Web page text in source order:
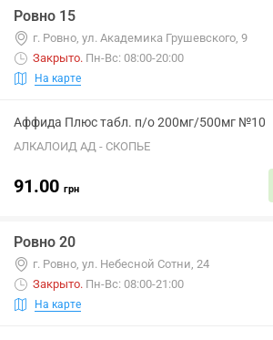
Ровно 15
г. Ровно, ул. Академика Грушевского, 9
Закрыто. Пн-Вс: 08:00-20:00
На карте
Аффида Плюс табл. п/о 200мг/500мг №10
АЛКАЛОИД АД - СКОПЬЕ
91.00 грн
Ровно 20
г. Ровно, ул. Небесной Сотни, 24
Закрыто. Пн-Вс: 08:00-21:00
На карте